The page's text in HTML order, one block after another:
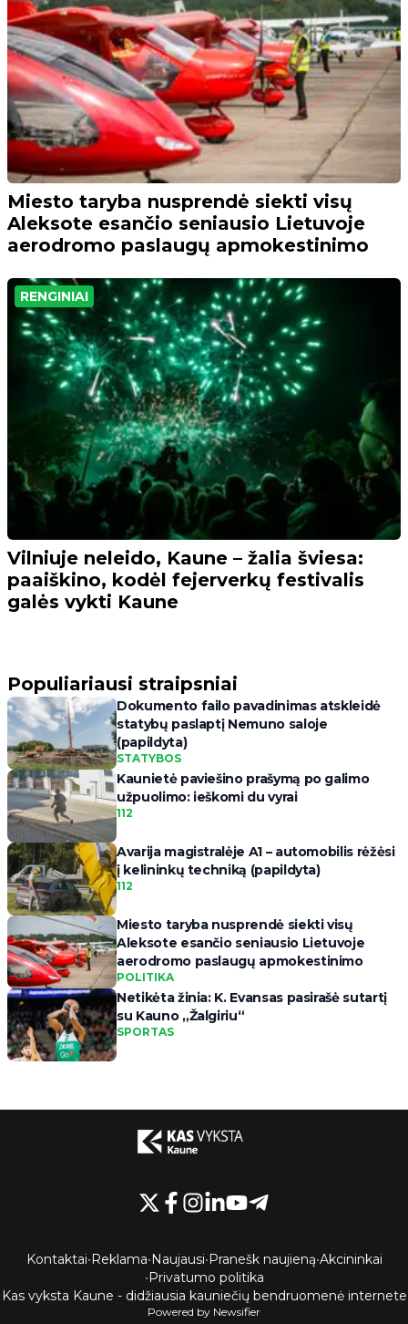
Miesto taryba nusprendė siekti visų
Aleksote esančio seniausio Lietuvoje
aerodromo paslaugų apmokestinimo
RENGINIAI
Vilniuje neleido, Kaune – žalia šviesa:
paaiškino, kodėl fejerverkų festivalis
galės vykti Kaune
Populiariausi straipsniai
Dokumento failo pavadinimas atskleidė
statybų paslaptį Nemuno saloje
(papildyta)
STATYBOS
Kaunietė paviešino prašymą po galimo
užpuolimo: ieškomi du vyrai
112
Avarija magistralėje A1 – automobilis rėžėsi
į kelininkų techniką (papildyta)
112
Miesto taryba nusprendė siekti visų
Aleksote esančio seniausio Lietuvoje
aerodromo paslaugų apmokestinimo
POLITIKA
Netikėta žinia: K. Evansas pasirašė sutartį
su Kauno „Žalgiriu“
SPORTAS
Kontaktai•Reklama•Naujausi•Pranešk naujieną•Akcininkai
•Privatumo politika
Kas vyksta Kaune - didžiausia kauniečių bendruomenė internete
Powered by Newsifier